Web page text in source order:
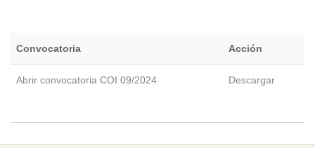
Convocatoria Acción
Abrir convocatoria COI 09/2024 Descargar